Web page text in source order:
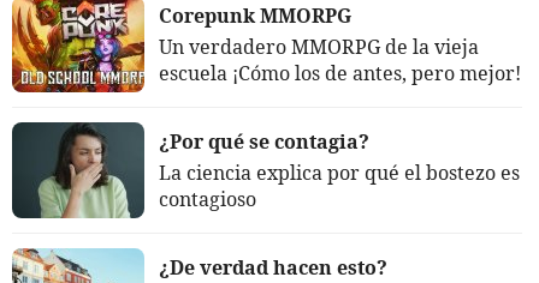
Corepunk MMORPG
Un verdadero MMORPG de la vieja
escuela ¡Cómo los de antes, pero mejor!
¿Por qué se contagia?
La ciencia explica por qué el bostezo es
contagioso
¿De verdad hacen esto?